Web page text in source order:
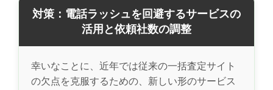
対策：電話ラッシュを回避するサービスの
活用と依頼社数の調整
幸いなことに、近年では従来の一括査定サイト
の欠点を克服するための、新しい形のサービス